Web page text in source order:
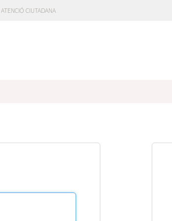
ATENCIÓ CIUTADANA